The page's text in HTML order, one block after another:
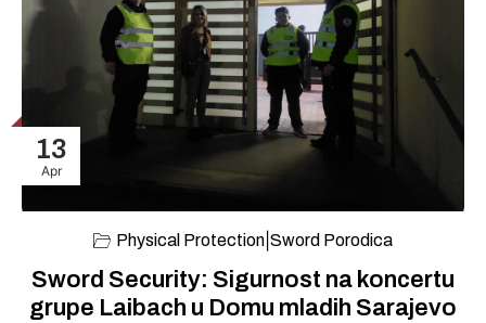
13
Apr
Physical Protection Sword Porodica
Sword Security: Sigurnost na koncertu
grupe Laibach u Domu mladih Sarajevo